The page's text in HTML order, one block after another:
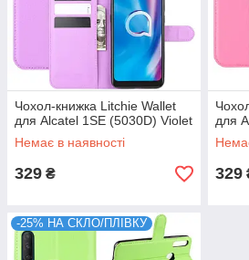
Чохол-книжка Litchie Wallet
для Alcatel 1SE (5030D) Violet
Немає в наявності
329 ₴
для
329
-25% НА СКЛО/ПЛІВКУ